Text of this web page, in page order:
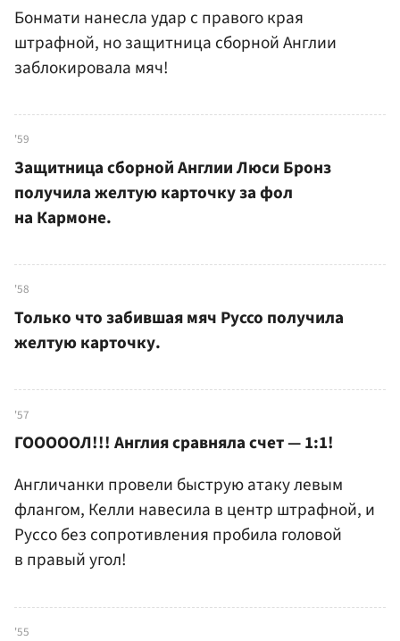
Бонмати нанесла удар с правого края
штрафной, но защитница сборной Англии
заблокировала мяч!
'59
Защитница сборной Англии Люси Бронз
получила желтую карточку за фол
на Кармоне.
'58
Только что забившая мяч Руссо получила
желтую карточку.
'57
ГОООООЛ!!! Англия сравняла счет — 1:1!
Англичанки провели быструю атаку левым
флангом, Келли навесила в центр штрафной, и
Руссо без сопротивления пробила головой
в правый угол!
'55